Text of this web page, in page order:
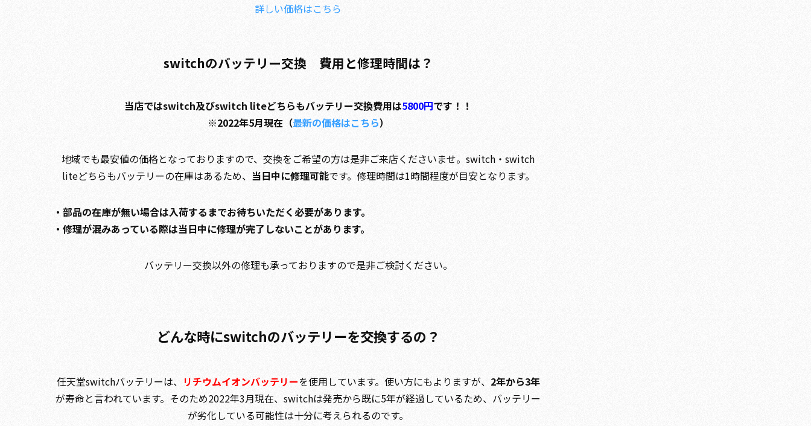
詳しい価格はこちら
switchのバッテリー交換 費用と修理時間は？
当店ではswitch及びswitch liteどちらもバッテリー交換費用は5800円です！！
※2022年5月現在（最新の価格はこちら）
地域でも最安値の価格となっておりますので、交換をご希望の方は是非ご来店くださいませ。switch・switch
liteどちらもバッテリーの在庫はあるため、 当日中に修理可能です。修理時間は1時間程度が目安となります。
・部品の在庫が無い場合は入荷するまでお待ちいただく必要があります。
・修理が混みあっている際は当日中に修理が完了しないことがあります。
バッテリー交換以外の修理も承っておりますので是非ご検討ください。
どんな時にswitchのバッテリーを交換するの？
任天堂switchバッテリーは、 リチウムイオンバッテリーを使用しています。 使い方にもよりますが、 2年から3年
が寿命と言われています。 そのため2022年3月現在、switchは発売から既に5年が経過しているため、 バッテリー
が劣化している可能性は十分に考えられるのです。